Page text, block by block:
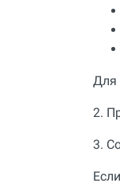
Для
2.
3.